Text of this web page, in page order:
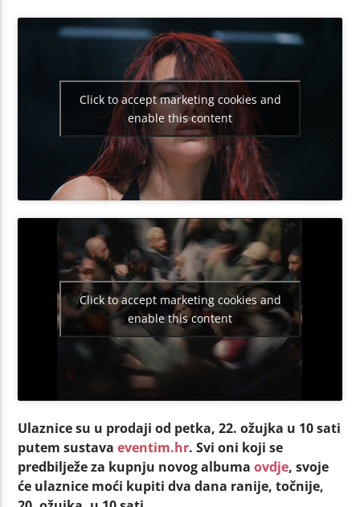
Click to accept marketing cookies and
enable this content
Click to accept marketing cookies and
enable this content
Ulaznice su u prodaji od petka, 22. ožujka u 10 sati
putem sustavaeventim.hr. Svi oni koji se
predbilježe za kupnju novog albumaovdje, svoje
će ulaznice moći kupiti dva dana ranije, točnije,